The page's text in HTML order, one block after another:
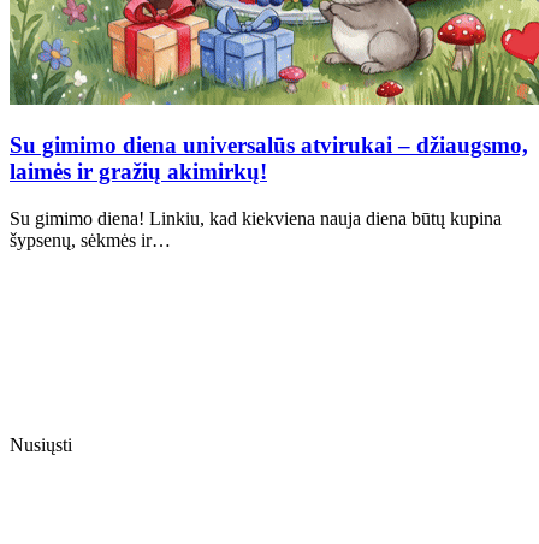
Su gimimo diena universalūs atvirukai – džiaugsmo,
laimės ir gražių akimirkų!
Su gimimo diena! Linkiu, kad kiekviena nauja diena būtų kupina
šypsenų, sėkmės ir…
Nusiųsti